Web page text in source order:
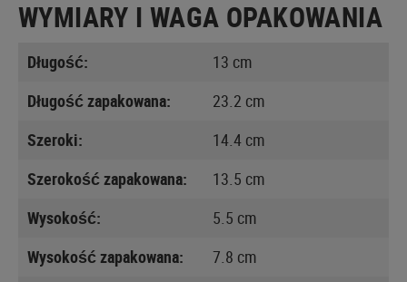
WYMIARY I WAGA OPAKOWANIA
Długość:
13 cm
Długość zapakowana:
23.2 cm
Szeroki:
14.4 cm
Szerokość zapakowana:
13.5 cm
Wysokość:
5.5 cm
Wysokość zapakowana:
7.8 cm